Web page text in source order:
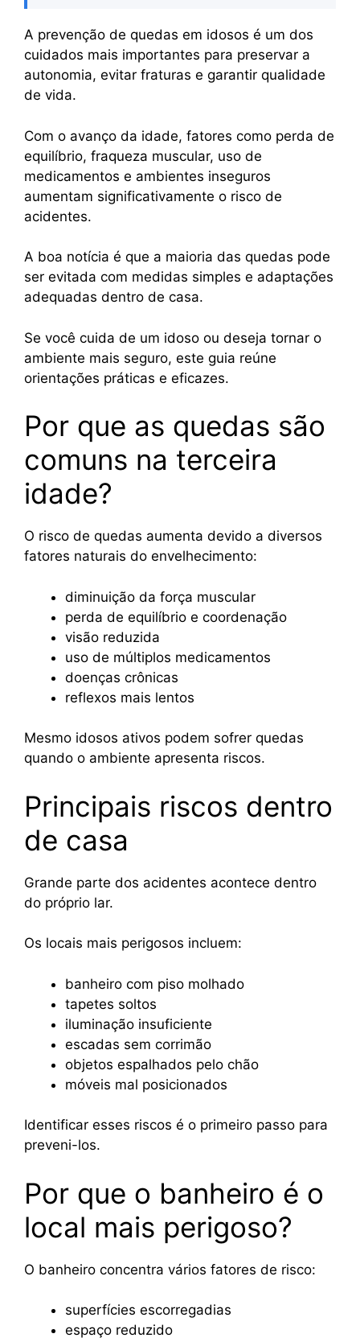
A prevenção de quedas em idosos é um dos
cuidados mais importantes para preservar a
autonomia, evitar fraturas e garantir qualidade
de vida.
Com o avanço da idade, fatores como perda de
equilíbrio, fraqueza muscular, uso de
medicamentos e ambientes inseguros
aumentam significativamente o risco de
acidentes.
A boa notícia é que a maioria das quedas pode
ser evitada com medidas simples e adaptações
adequadas dentro de casa.
Se você cuida de um idoso ou deseja tornar o
ambiente mais seguro, este guia reúne
orientações práticas e eficazes.
Por que as quedas são
comuns na terceira
idade?
O risco de quedas aumenta devido a diversos
fatores naturais do envelhecimento:
diminuição da força muscular
perda de equilíbrio e coordenação
visão reduzida
uso de múltiplos medicamentos
doenças crônicas
reflexos mais lentos
Mesmo idosos ativos podem sofrer quedas
quando o ambiente apresenta riscos.
Principais riscos dentro
de casa
Grande parte dos acidentes acontece dentro
do próprio lar.
Os locais mais perigosos incluem:
banheiro com piso molhado
tapetes soltos
iluminação insuficiente
escadas sem corrimão
objetos espalhados pelo chão
móveis mal posicionados
Identificar esses riscos é o primeiro passo para
preveni-los.
Por que o banheiro é o
local mais perigoso?
O banheiro concentra vários fatores de risco:
superfícies escorregadias
espaço reduzido